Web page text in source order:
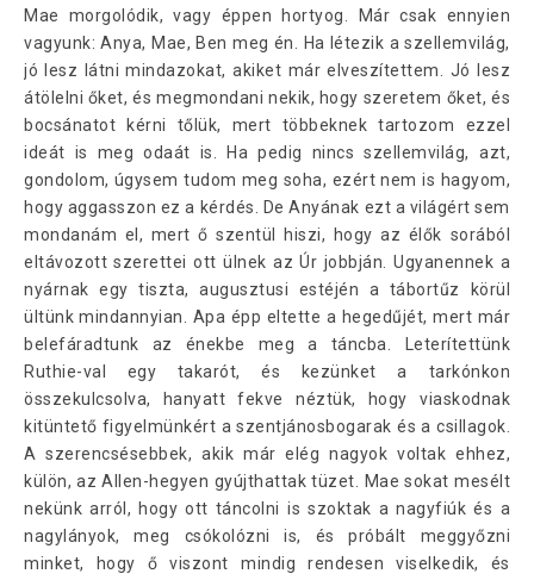
Mae morgolódik, vagy éppen hortyog. Már csak ennyien
vagyunk: Anya, Mae, Ben meg én. Ha létezik a szellemvilág,
jó lesz látni mindazokat, akiket már elveszítettem. Jó lesz
átölelni őket, és megmondani nekik, hogy szeretem őket, és
bocsánatot kérni tőlük, mert többeknek tartozom ezzel
ideát is meg odaát is. Ha pedig nincs szellemvilág, azt,
gondolom, úgysem tudom meg soha, ezért nem is hagyom,
hogy aggasszon ez a kérdés. De Anyának ezt a világért sem
mondanám el, mert ő szentül hiszi, hogy az élők sorából
eltávozott szerettei ott ülnek az Úr jobbján. Ugyanennek a
nyárnak egy tiszta, augusztusi estéjén a tábortűz körül
ültünk mindannyian. Apa épp eltette a hegedűjét, mert már
belefáradtunk az énekbe meg a táncba. Leterítettünk
Ruthie-val egy takarót, és kezünket a tarkónkon
összekulcsolva, hanyatt fekve néztük, hogy viaskodnak
kitüntető figyelmünkért a szentjánosbogarak és a csillagok.
A szerencsésebbek, akik már elég nagyok voltak ehhez,
külön, az Allen-hegyen gyújthattak tüzet. Mae sokat mesélt
nekünk arról, hogy ott táncolni is szoktak a nagyfiúk és a
nagylányok, meg csókolózni is, és próbált meggyőzni
minket, hogy ő viszont mindig rendesen viselkedik, és